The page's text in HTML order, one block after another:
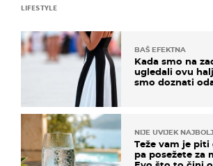
LIFESTYLE
BAŠ EFEKTNA
Kada smo na
ugledali ovu
smo doznati
NIJE UVIJEK
Teže vam je
pa posežete za